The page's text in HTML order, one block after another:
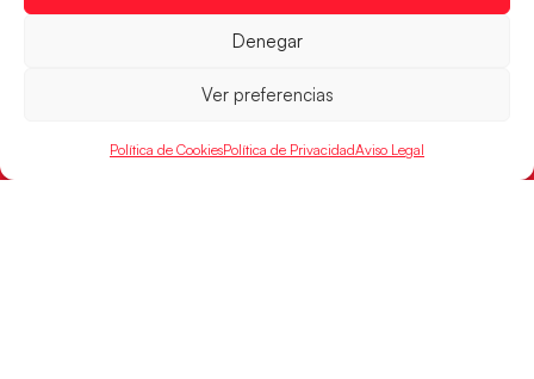
Denegar
Ver preferencias
Política de CookiesPolítica de PrivacidadAviso Legal
RFEBM © 2024. Todos los derechos reservados –
Desarrollado por